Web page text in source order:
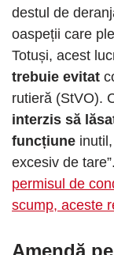
destul de
oaspeții care
Totuși, acest
trebuie evitat
rutieră (StVO).
interzis să
funcțiune
excesiv de
permisul de
scump, aceste
Amendă